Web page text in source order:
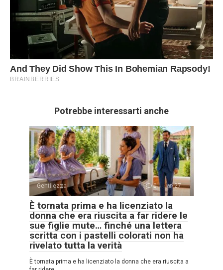
Potrebbe interessarti anche
Gentilezza 0 27
È tornata prima e ha licenziato la
donna che era riuscita a far ridere le
sue figlie mute… finché una lettera
scritta con i pastelli colorati non ha
rivelato tutta la verità
È tornata prima e ha licenziato la donna che era riuscita a